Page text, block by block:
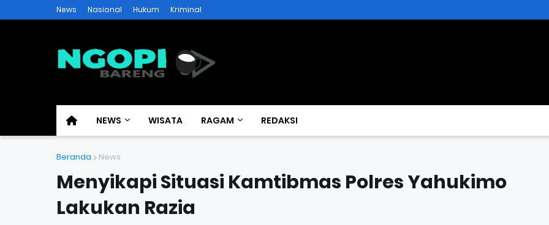
News Nasional Hukum Kriminal
NEWS WISATA RAGAM REDAKSI
Beranda News
Menyikapi Situasi Kamtibmas Polres Yahukimo
Lakukan Razia